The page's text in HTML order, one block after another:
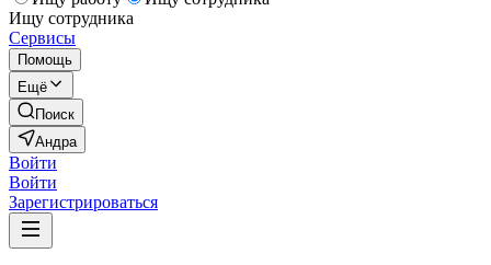
Ищу сотрудника
Сервисы
Помощь
Ещё
Поиск
Андра
Войти
Войти
Зарегистрироваться